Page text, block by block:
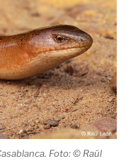
Foto: © Raúl